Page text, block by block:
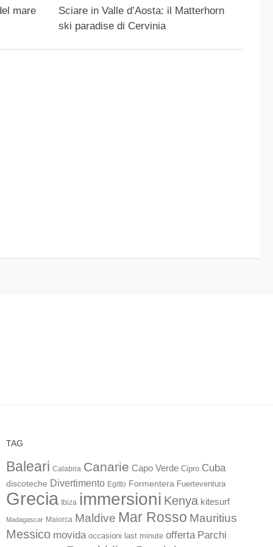
mare
Sciare in Valle d’Aosta: il Matterhorn
ski paradise di Cervinia
TAG
Baleari Calabria Canarie Capo Verde Cipro Cuba
discoteche Divertimento Egitto Formentera Fuerteventura
Grecia Ibiza immersioni Kenya kitesurf
Madagascar Maiorca Maldive Mar Rosso Mauritius
Messico movida occasioni last minute offerta Parchi